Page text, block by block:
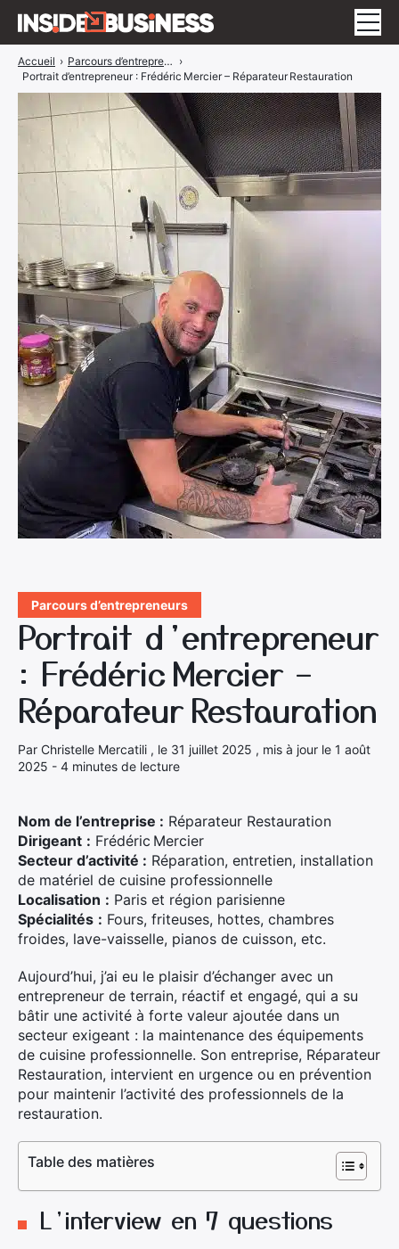
Accueil › Parcours d’entrepreneurs ›
Portrait d’entrepreneur : Frédéric Mercier – Réparateur Restauration
Parcours d’entrepreneurs
Portrait d’entrepreneur
: Frédéric Mercier –
Réparateur Restauration
Par Christelle Mercatili , le 31 juillet 2025 , mis à jour le 1 août
2025 - 4 minutes de lecture
Nom de l’entreprise : Réparateur Restauration
Dirigeant : Frédéric Mercier
Secteur d’activité : Réparation, entretien, installation
de matériel de cuisine professionnelle
Localisation : Paris et région parisienne
Spécialités : Fours, friteuses, hottes, chambres
froides, lave-vaisselle, pianos de cuisson, etc.
Aujourd’hui, j’ai eu le plaisir d’échanger avec un
entrepreneur de terrain, réactif et engagé, qui a su
bâtir une activité à forte valeur ajoutée dans un
secteur exigeant : la maintenance des équipements
de cuisine professionnelle. Son entreprise, Réparateur
Restauration, intervient en urgence ou en prévention
pour maintenir l’activité des professionnels de la
restauration.
Table des matières
L’interview en 7 questions
Insidebusiness
A propos
Interviews
Blog
ÉVÉNEMENTS